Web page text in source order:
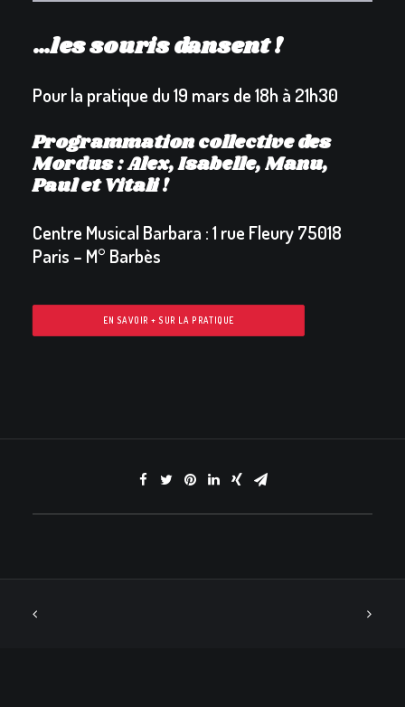
…les souris dansent !
Pour la pratique du 19 mars de 18h à 21h30
Programmation collective des
Mordus : Alex, Isabelle, Manu,
Paul et Vitali !
Centre Musical Barbara :1 rue Fleury 75018
Paris – M° Barbès
EN SAVOIR + SUR LA PRATIQUE